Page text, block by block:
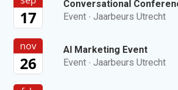
17
Conversational
Event · Jaarbeurs Utrecht
nov
26
AI Marketing Event
Event · Jaarbeurs Utrecht